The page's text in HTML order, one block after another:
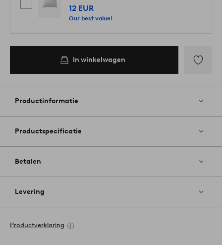
12 EUR
Our best value!
In winkelwagen
aan
Productinformatie
Productspecificatie
Betalen
Levering
Productverklaring